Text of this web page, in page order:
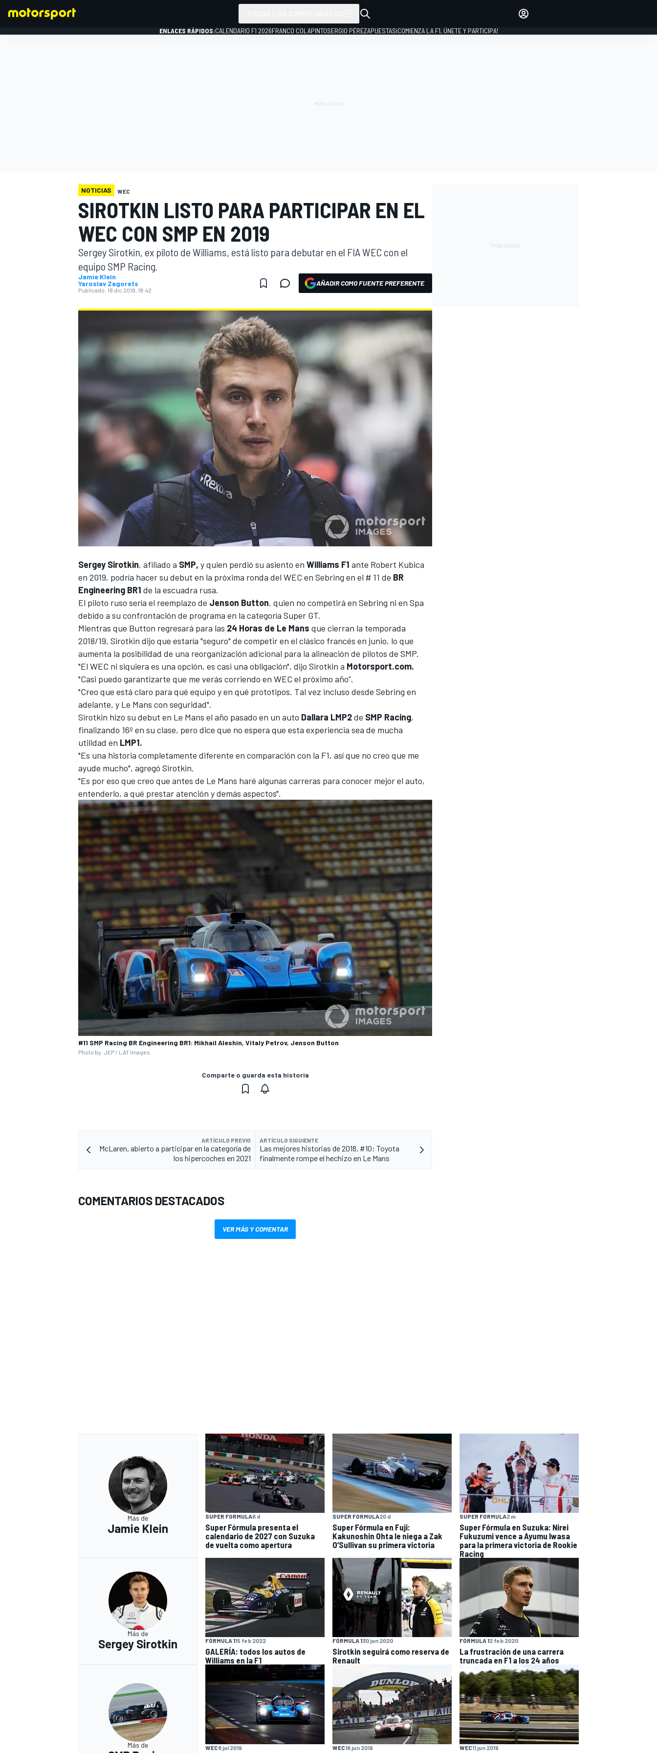
INDYCAR
MOTOGP
NASCAR CUP
FÓRMULA E
WRC
INICIAR SESIÓN
ENLACES RÁPIDOS:CALENDARIO F1 2026FRANCO COLAPINTOSERGIO PÉREZAPUESTAS¡COMIENZA LA F1, ÚNETE Y PARTICIPA!
NOTICIAS WEC
SIROTKIN LISTO PARA PARTICIPAR EN EL
WEC CON SMP EN 2019
Sergey Sirotkin, ex piloto de Williams, está listo para debutar en el FIA WEC con el
equipo SMP Racing.
Jamie Klein
Yaroslav Zagorets
Publicado: 18 dic 2018, 18:42
AÑADIR COMO FUENTE PREFERENTE
Sergey Sirotkin, afiliado a SMP, y quien perdió su asiento en Williams F1 ante Robert Kubica
en 2019, podría hacer su debut en la próxima ronda del WEC en Sebring en el # 11 de BR
Engineering BR1 de la escuadra rusa.
El piloto ruso sería el reemplazo de Jenson Button, quien no competirá en Sebring ni en Spa
debido a su confrontación de programa en la categoría Super GT.
Mientras que Button regresará para las 24 Horas de Le Mans que cierran la temporada
2018/19, Sirotkin dijo que estaría "seguro" de competir en el clásico francés en junio, lo que
aumenta la posibilidad de una reorganización adicional para la alineación de pilotos de SMP.
"El WEC ni siquiera es una opción, es casi una obligación", dijo Sirotkin a Motorsport.com.
"Casi puedo garantizarte que me verás corriendo en WEC el próximo año”.
"Creo que está claro para qué equipo y en qué prototipos. Tal vez incluso desde Sebring en
adelante, y Le Mans con seguridad".
Sirotkin hizo su debut en Le Mans el año pasado en un auto Dallara LMP2de SMP Racing,
finalizando 16º en su clase, pero dice que no espera que esta experiencia sea de mucha
utilidad en LMP1.
"Es una historia completamente diferente en comparación con la F1, así que no creo que me
ayude mucho", agregó Sirotkin.
"Es por eso que creo que antes de Le Mans haré algunas carreras para conocer mejor el auto,
entenderlo, a qué prestar atención y demás aspectos".
#11 SMP Racing BR Engineering BR1: Mikhail Aleshin, Vitaly Petrov, Jenson Button
Photo by: JEP / LAT Images
Comparte o guarda esta historia
ARTÍCULO PREVIO
McLaren, abierto a participar en la categoría de
los hipercoches en 2021
ARTÍCULO SIGUIENTE
Las mejores historias de 2018, #10: Toyota
finalmente rompe el hechizo en Le Mans
COMENTARIOS DESTACADOS
VER MÁS Y COMENTAR
Más de
Jamie Klein
SUPER FORMULA6 d
Super Fórmula presenta el
calendario de 2027 con Suzuka
de vuelta como apertura
SUPER FORMULA20 d
Super Fórmula en Fuji:
Kakunoshin Ohta le niega a Zak
O’Sullivan su primera victoria
SUPER FORMULA2 m
Super Fórmula en Suzuka: Nirei
Fukuzumi vence a Ayumu Iwasa
para la primera victoria de Rookie
Racing
Más de
Sergey Sirotkin FÓRMULA 115 feb 2022
GALERÍA: todos los autos de
Williams en la F1
FÓRMULA 130 jun 2020
Sirotkin seguirá como reserva de
Renault
FÓRMULA 12 feb 2020
La frustración de una carrera
truncada en F1 a los 24 años
Más de WEC8 jul 2019 WEC16 jun 2019 WEC11 jun 2019